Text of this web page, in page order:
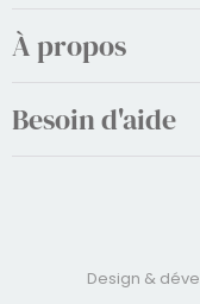
À propos
Besoin d'aide
Design &